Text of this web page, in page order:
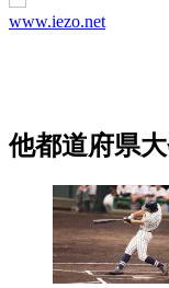
www.iezo.net
他都道府県